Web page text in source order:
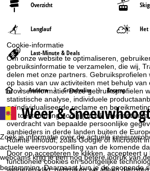
Cookie-informatie
Om onze website te optimaliseren,
gebruiksinformatie te verzamelen, die wij,
delen met onze partners. Gebruiksprofielen
op basis van uw activiteiten met behulp van
browserinformatie. Deze gebruiksprofielen
statistische analyse, individuele
geïndividualiseerde reclame en
uw toestemming nodig (op elk moment in
overdracht van bepaalde persoonlijke
aanbieders in derde landen buiten de
Ruimte inhoudt, zoals Google of Microsoft
Door opaccepteren te klikken, accepteert
functionele cookies en soortgelijke
weigerenklikt, gebruiken we alleen
Overzicht
Langlauf
Last-Minute & Deals
S
t
a
r
Andorra Grandvalira Encamp
Weer &
Zoek je informatie over de actuele
actuele weersvoorspelling van de komende
webcams krijg je een nog betere indruk van
bestemming. Daarnaast kun je de geopende